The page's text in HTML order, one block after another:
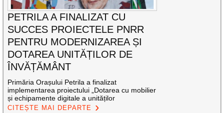
PETRILA A FINALIZAT CU
SUCCES PROIECTELE PNRR
PENTRU MODERNIZAREA ȘI
DOTAREA UNITĂȚILOR DE
ÎNVĂȚĂMÂNT
Primăria Orașului Petrila a finalizat
implementarea proiectului „Dotarea cu mobilier
și echipamente digitale a unităților
CITEȘTE MAI DEPARTE